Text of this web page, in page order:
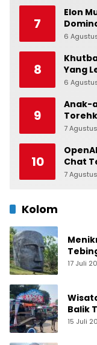
7
Elon
6
8
Yang
6
9
Anak-
Anak
7
10
Chat
7
Kolom
Jogja
17 Juli
Balik
15 Juli